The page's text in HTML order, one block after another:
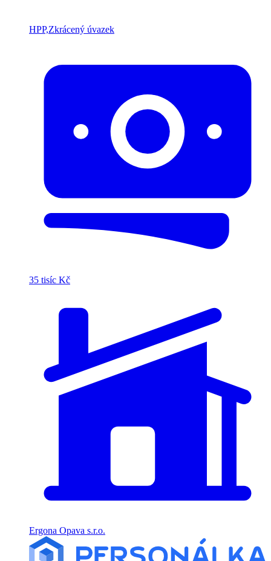
HPP,Zkrácený úvazek
35 tisíc Kč
Ergona Opava s.r.o.